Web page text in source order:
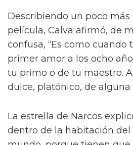
Describiendo un poco más
película, Calva afirmó, de
confusa, “Es como cuando
primer amor a los ocho
tu primo o de tu maestro.
dulce, platónico, de alguna
La estrella de Narcos
dentro de la habitación del